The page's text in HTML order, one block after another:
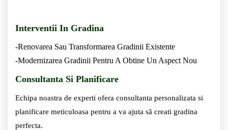
Interventii In Gradina
-Renovarea Sau Transformarea Gradinii Existente
-Modernizarea Gradinii Pentru A Obtine Un Aspect Nou
Consultanta Si Planificare
Echipa noastra de experti ofera consultanta personalizata si
planificare meticuloasa pentru a va ajuta să creati gradina
perfecta.